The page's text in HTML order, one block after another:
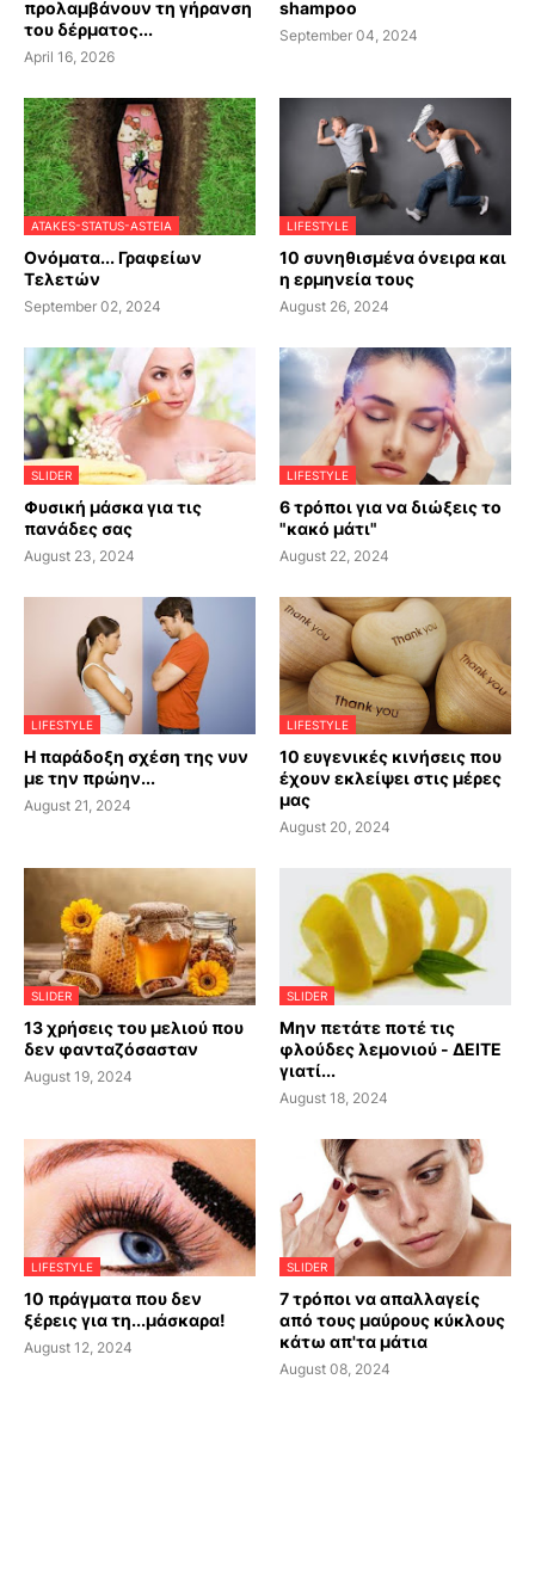
προλαμβάνουν τη γήρανση
του δέρματος...
April 16, 2026
shampoo
September 04, 2024
ATAKES-STATUS-ASTEIA
Ονόματα... Γραφείων
Τελετών
September 02, 2024
LIFESTYLE
10 συνηθισμένα όνειρα και
η ερμηνεία τους
August 26, 2024
SLIDER
Φυσική μάσκα για τις
πανάδες σας
August 23, 2024
LIFESTYLE
6 τρόποι για να διώξεις το
"κακό μάτι"
August 22, 2024
LIFESTYLE
Η παράδοξη σχέση της νυν
με την πρώην...
August 21, 2024
LIFESTYLE
10 ευγενικές κινήσεις που
έχουν εκλείψει στις μέρες
μας
August 20, 2024
SLIDER
13 χρήσεις του μελιού που
δεν φανταζόσασταν
August 19, 2024
SLIDER
Μην πετάτε ποτέ τις
φλούδες λεμονιού - ΔΕΙΤΕ
γιατί...
August 18, 2024
LIFESTYLE
10 πράγματα που δεν
ξέρεις για τη...μάσκαρα!
August 12, 2024
SLIDER
7 τρόποι να απαλλαγείς
από τους μαύρους κύκλους
κάτω απ'τα μάτια
August 08, 2024